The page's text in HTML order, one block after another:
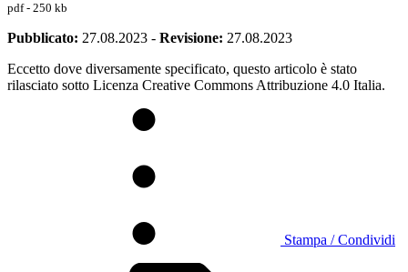
pdf - 250 kb
Pubblicato: 27.08.2023 - Revisione: 27.08.2023
Eccetto dove diversamente specificato, questo articolo è stato
rilasciato sotto Licenza Creative Commons Attribuzione 4.0 Italia.
Stampa / Condividi